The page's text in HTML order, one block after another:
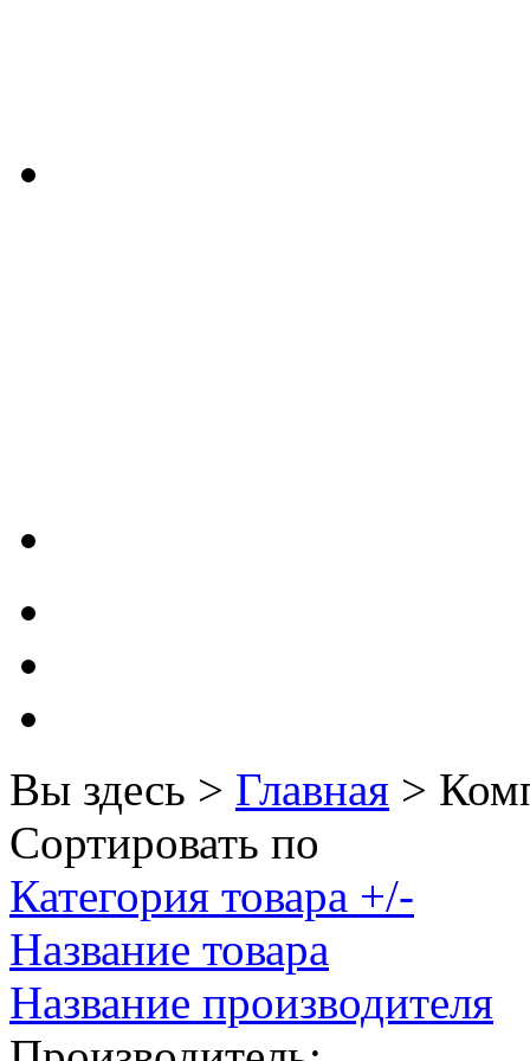
Ncomputing
Nec
Nexus
Pcland-4u(14)
Pegatron
Вы здесь > Главная >
Сортировать по
Категория товара +/-
Название товара
Название производителя